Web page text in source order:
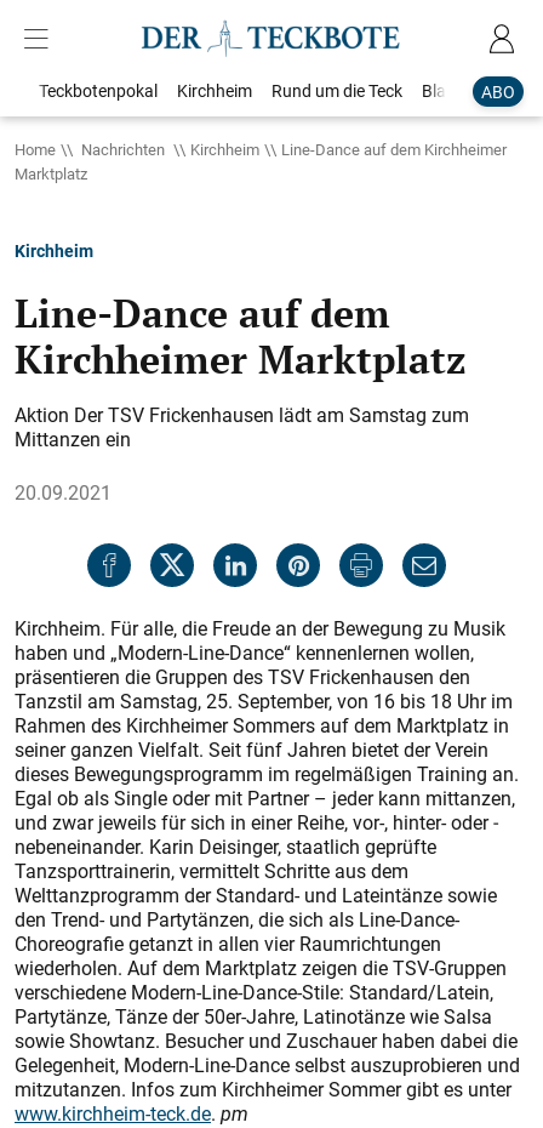
ABO
Teckbotenpokal Kirchheim Rund um die Teck Blaulicht
Home Nachrichten Kirchheim
Line-Dance auf dem Kirchheimer
Marktplatz
Kirchheim
Line-Dance auf dem
Kirchheimer Marktplatz
Aktion Der TSV Frickenhausen lädt am Samstag zum
Mittanzen ein
20.09.2021
Kirchheim. Für alle, die Freude an der Bewegung zu Musik
haben und „Modern-Line-Dance“ kennenlernen wollen,
präsentieren die Gruppen des TSV Frickenhausen den
Tanzstil am Samstag, 25. September, von 16 bis 18 Uhr im
Rahmen des Kirchheimer Sommers auf dem Marktplatz in
seiner ganzen Vielfalt. Seit fünf Jahren bietet der Verein
dieses Bewegungsprogramm im regelmäßigen Training an.
Egal ob als Single oder mit Partner – jeder kann mittanzen,
und zwar jeweils für sich in einer Reihe, vor-, hinter- oder ­
nebeneinander. Karin Deisinger, staatlich geprüfte
Tanzsporttrainerin, vermittelt Schritte aus dem
Welttanzprogramm der Standard- und Lateintänze sowie
den Trend- und Partytänzen, die sich als Line-Dance-
Choreografie getanzt in allen vier Raumrichtungen
wiederholen. Auf dem Marktplatz zeigen die TSV-Gruppen
verschiedene Modern-Line-Dance-Stile: Standard/Latein,
Partytänze, Tänze der 50er-Jahre, Latinotänze wie Salsa
sowie Showtanz. Besucher und Zuschauer haben dabei die
Gelegenheit, Modern-Line-Dance selbst auszuprobieren und
mitzutanzen. Infos zum Kirchheimer Sommer gibt es unter
www.kirchheim-teck.de. pm